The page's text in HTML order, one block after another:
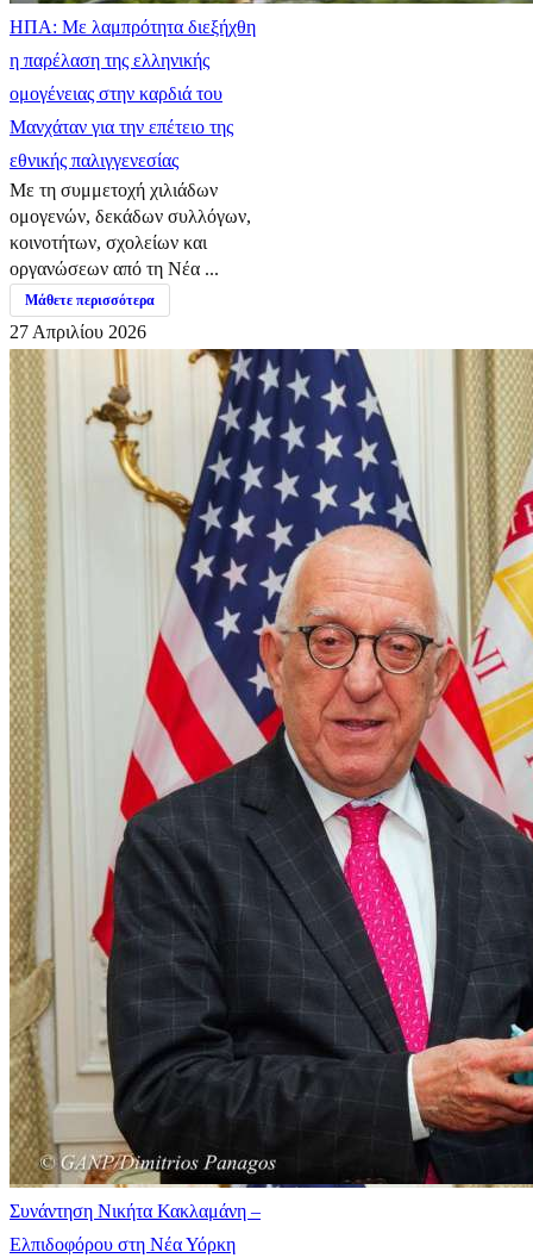
ΗΠΑ: Με λαμπρότητα διεξήχθη
η παρέλαση της ελληνικής
ομογένειας στην καρδιά του
Μανχάταν για την επέτειο της
εθνικής παλιγγενεσίας
Με τη συμμετοχή χιλιάδων
ομογενών, δεκάδων συλλόγων,
κοινοτήτων, σχολείων και
οργανώσεων από τη Νέα ...
Μάθετε περισσότερα
27 Απριλίου 2026
Συνάντηση Νικήτα Κακλαμάνη –
Ελπιδοφόρου στη Νέα Υόρκη